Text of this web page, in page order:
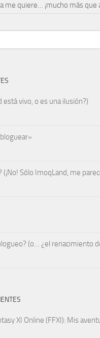
me quiere… ¡mucho más que
está vivo, o es una ilusión?)
(¡No! Sólo ImoqLand, me
(o… ¿el renacimiento
XI Online (FFXI): Mis